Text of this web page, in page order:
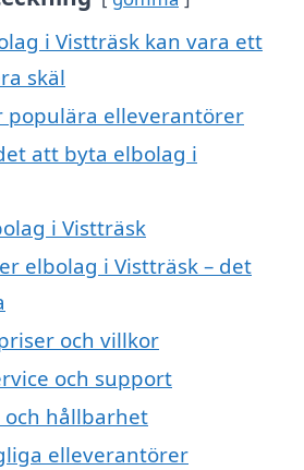
i Vistträsk kan vara ett
skäl
populära elleverantörer
att byta elbolag i
i Vistträsk
elbolag i Vistträsk – det
och villkor
och support
och hållbarhet
elleverantörer